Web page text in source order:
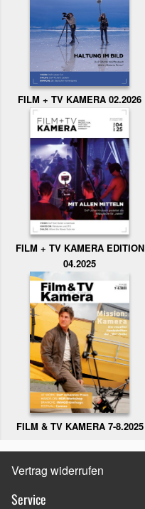
FILM + TV KAMERA 02.2026
FILM + TV KAMERA EDITION
04.2025
FILM & TV KAMERA 7-8.2025
Vertrag widerrufen
Service